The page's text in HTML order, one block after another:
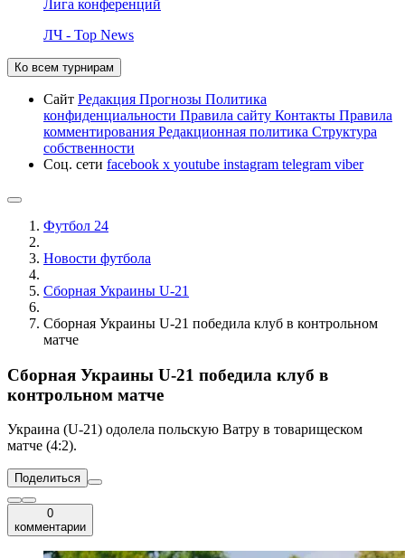
Лига конференций
ЛЧ - Top News
Ко всем турнирам
Сайт Редакция Прогнозы Политика
конфиденциальности Правила сайту Контакты Правила
комментирования Редакционная политика Структура
собственности
Соц. сети facebook x youtube instagram telegram viber
Футбол 24
Новости футбола
Сборная Украины U-21
Сборная Украины U-21 победила клуб в контрольном
матче
Сборная Украины U-21 победила клуб в
контрольном матче
Украина (U-21) одолела польскую Ватру в товарищеском
матче (4:2).
Поделиться
0
комментарии